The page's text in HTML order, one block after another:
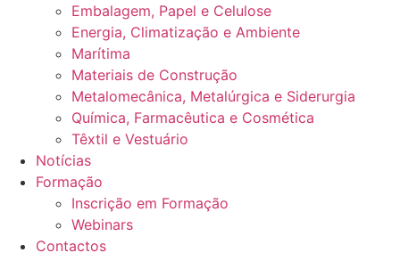
Embalagem, Papel e Celulose
Energia, Climatização e Ambiente
Marítima
Materiais de Construção
Metalomecânica, Metalúrgica e Siderurgia
Química, Farmacêutica e Cosmética
Têxtil e Vestuário
Notícias
Formação
Inscrição em Formação
Webinars
Contactos